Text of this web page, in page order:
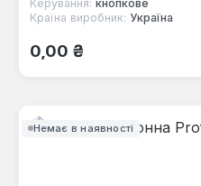
Керування: кнопкове
Країна виробник: Україна
Звичайна ціна:
0,00 ₴
Немає в наявності